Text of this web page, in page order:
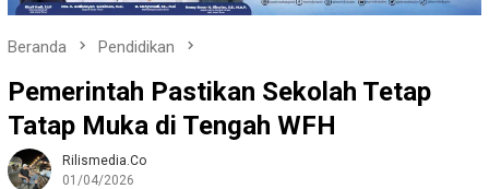
Beranda Pendidikan
Pemerintah Pastikan Sekolah Tetap
Tatap Muka di Tengah WFH
Rilismedia.co
01/04/2026